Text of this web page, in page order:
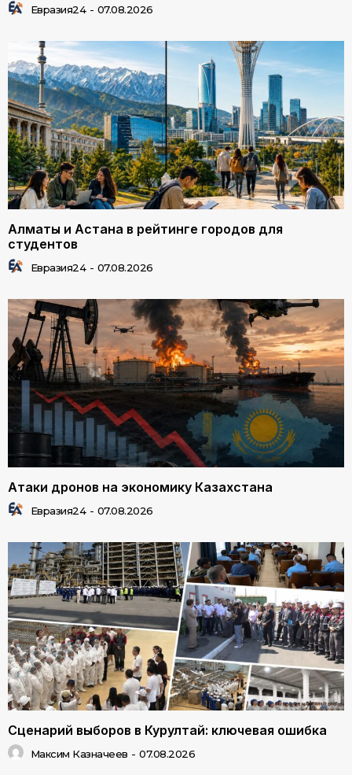
Евразия24 - 07.08.2026
Алматы и Астана в рейтинге городов для
студентов
Евразия24 - 07.08.2026
Атаки дронов на экономику Казахстана
Евразия24 - 07.08.2026
Сценарий выборов в Курултай: ключевая ошибка
Максим Казначеев - 07.08.2026